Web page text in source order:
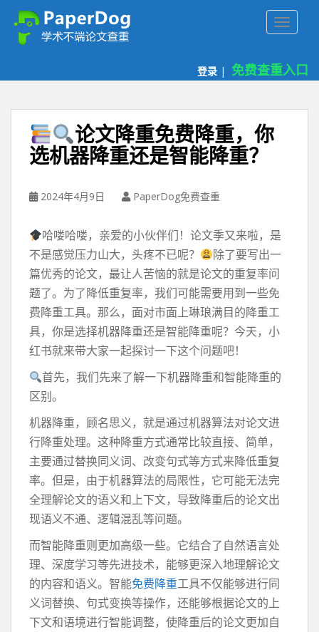
登录 | 免费查重入口
论文降重免费降重，你
选机器降重还是智能降重？
2024年4月9日 PaperDog免费查重
哈喽哈喽，亲爱的小伙伴们！论文季又来啦，是
不是感觉压力山大，头疼不已呢？
除了要写出一
篇优秀的论文，最让人苦恼的就是论文的重复率问
题了。为了降低重复率，我们可能需要用到一些免
费降重工具。那么，面对市面上琳琅满目的降重工
具，你是选择机器降重还是智能降重呢？今天，小
红书就来带大家一起探讨一下这个问题吧！
首先，我们先来了解一下机器降重和智能降重的
区别。
机器降重，顾名思义，就是通过机器算法对论文进
行降重处理。这种降重方式通常比较直接、简单，
主要通过替换同义词、改变句式等方式来降低重复
率。但是，由于机器算法的局限性，它可能无法完
全理解论文的语义和上下文，导致降重后的论文出
现语义不通、逻辑混乱等问题。
而智能降重则更加高级一些。它结合了自然语言处
理、深度学习等先进技术，能够更深入地理解论文
的内容和语义。智能免费降重工具不仅能够进行同
义词替换、句式变换等操作，还能够根据论文的上
下文和语境进行智能调整，使降重后的论文更加自